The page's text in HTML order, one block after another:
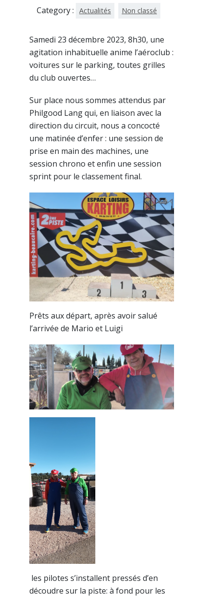
Category : Actualités Non classé
Samedi 23 décembre 2023, 8h30, une
agitation inhabituelle anime l’aéroclub :
voitures sur le parking, toutes grilles
du club ouvertes…
Sur place nous sommes attendus par
Philgood Lang qui, en liaison avec la
direction du circuit, nous a concocté
une matinée d’enfer : une session de
prise en main des machines, une
session chrono et enfin une session
sprint pour le classement final.
Prêts aux départ, après avoir salué
l’arrivée de Mario et Luigi
les pilotes s’installent pressés d’en
découdre sur la piste: à fond pour les